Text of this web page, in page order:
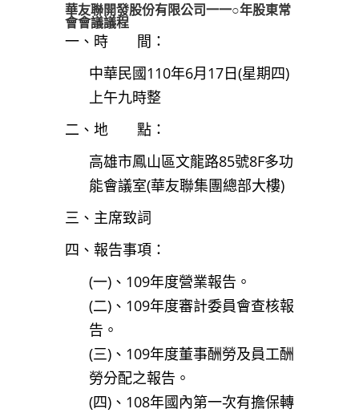
華友聯開發股份有限公司一一○年股東常
會會議議程
一、時 間：
中華民國110年6月17日(星期四)
上午九時整
二、地 點：
高雄市鳳山區文龍路85號8F多功
能會議室(華友聯集團總部大樓)
三、主席致詞
四、報告事項：
(一)、109年度營業報告。
(二)、109年度審計委員會查核報
告。
(三)、109年度董事酬勞及員工酬
勞分配之報告。
(四)、108年國內第一次有擔保轉